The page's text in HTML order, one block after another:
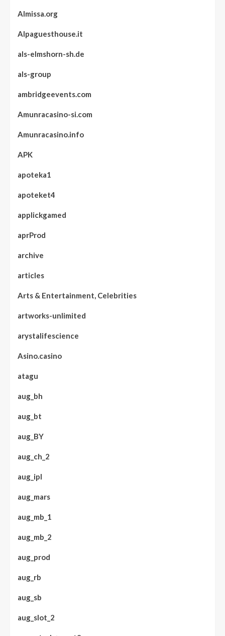
Almissa.org
Alpaguesthouse.it
als-elmshorn-sh.de
als-group
ambridgeevents.com
Amunracasino-si.com
Amunracasino.info
APK
apoteka1
apoteket4
applickgamed
aprProd
archive
articles
Arts & Entertainment, Celebrities
artworks-unlimited
arystalifescience
Asino.casino
atagu
aug_bh
aug_bt
aug_BY
aug_ch_2
aug_ipl
aug_mars
aug_mb_1
aug_mb_2
aug_prod
aug_rb
aug_sb
aug_slot_2